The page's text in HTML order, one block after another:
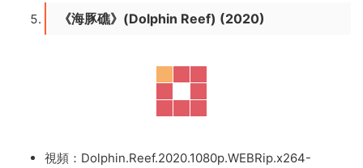
《海豚礁》(Dolphin Reef) (2020)
視頻：Dolphin.Reef.2020.1080p.WEBRip.x264-